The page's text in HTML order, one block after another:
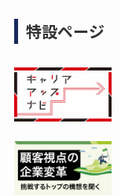
特設ページ